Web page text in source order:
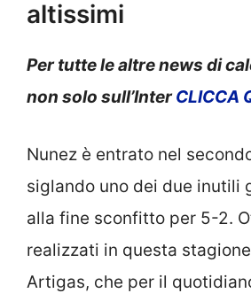
altissimi
Per tutte le altre news di
non solo sull’InterCLICCA
Nunez è entrato nel
siglando uno dei due inutili
alla fine sconfitto per 5-2.
realizzati in questa
Artigas, che per il